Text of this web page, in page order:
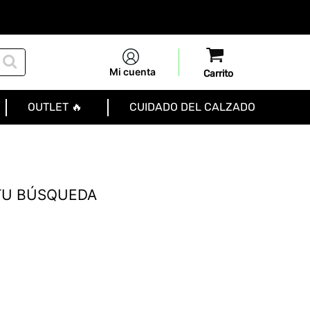
Mi cuenta
OUTLET 🔥 CUIDADO DEL CALZADO
BÚSQUEDA